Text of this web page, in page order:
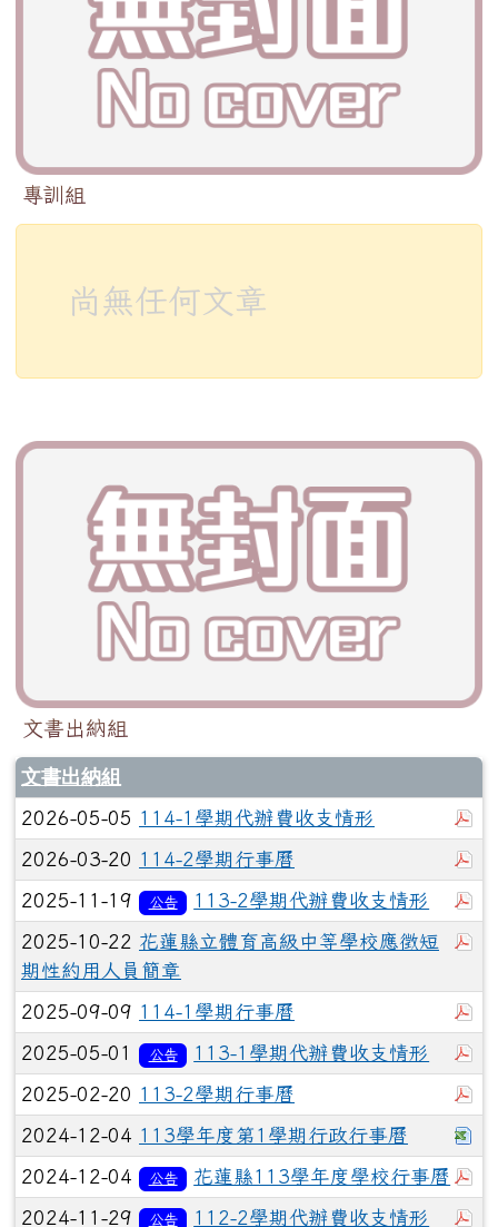
專訓組
尚無任何文章
文書出納組
文書出納組
2026-05-05 114-1學期代辦費收支情形
2026-03-20 114-2學期行事曆
2025-11-19 公告 113-2學期代辦費收支情形
2025-10-22 花蓮縣立體育高級中等學校應徵短
期性約用人員簡章
2025-09-09 114-1學期行事曆
2025-05-01 公告 113-1學期代辦費收支情形
2025-02-20 113-2學期行事曆
2024-12-04 113學年度第1學期行政行事曆
2024-12-04 公告 花蓮縣113學年度學校行事曆
2024-11-29 公告 112-2學期代辦費收支情形